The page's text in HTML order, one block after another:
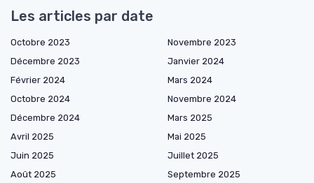
Les articles par date
Octobre 2023
Novembre 2023
Décembre 2023
Janvier 2024
Février 2024
Mars 2024
Octobre 2024
Novembre 2024
Décembre 2024
Mars 2025
Avril 2025
Mai 2025
Juin 2025
Juillet 2025
Août 2025
Septembre 2025